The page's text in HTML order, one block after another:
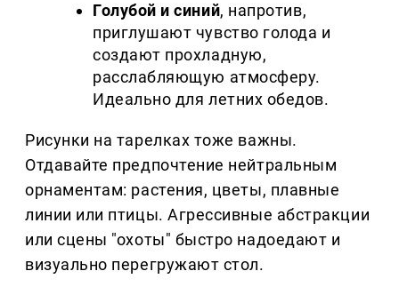
Голубой и синий, напротив,
приглушают чувство голода и
создают прохладную,
расслабляющую атмосферу.
Идеально для летних обедов.
Рисунки на тарелках тоже важны.
Отдавайте предпочтение нейтральным
орнаментам: растения, цветы, плавные
линии или птицы. Агрессивные абстракции
или сцены "охоты" быстро надоедают и
визуально перегружают стол.